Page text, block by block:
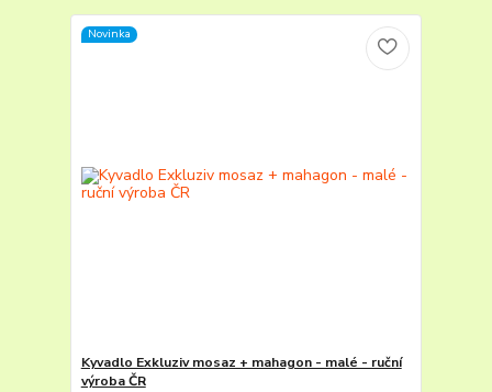
Novinka
Kyvadlo Exkluziv mosaz + mahagon - malé - ruční
výroba ČR